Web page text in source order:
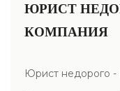
ЮРИСТ
КОМПАНИЯ
Юрист недорого